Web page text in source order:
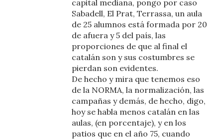
capital mediana, pongo por caso
Sabadell, El Prat, Terrassa, un aula
de 25 alumnos está formada por 20
de afuera y 5 del país, las
proporciones de que al final el
catalán son y sus costumbres se
pierdan son evidentes.
De hecho y mira que tenemos eso
de la NORMA, la normalización, las
campañas y demás, de hecho, digo,
hoy se habla menos catalán en las
aulas, (en porcentaje), y en los
patios que en el año 75, cuando